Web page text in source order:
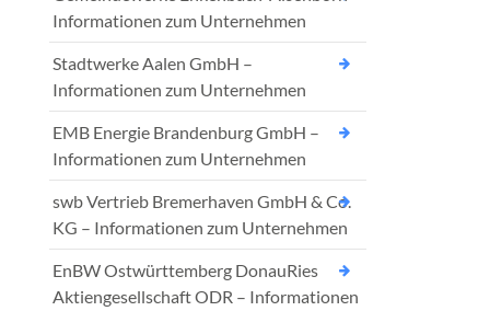
Informationen zum Unternehmen
Stadtwerke Aalen GmbH –
Informationen zum Unternehmen
EMB Energie Brandenburg GmbH –
Informationen zum Unternehmen
swb Vertrieb Bremerhaven GmbH & Co.
KG – Informationen zum Unternehmen
EnBW Ostwürttemberg DonauRies
Aktiengesellschaft ODR – Informationen